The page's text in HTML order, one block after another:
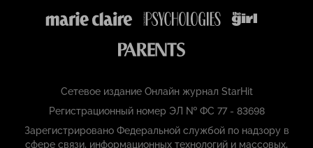
Сетевое издание Онлайн журнал StarHit
Регистрационный номер ЭЛ № ФС 77 - 83698
Зарегистрировано Федеральной службой по надзору в
сфере связи, информационных технологий и массовых,